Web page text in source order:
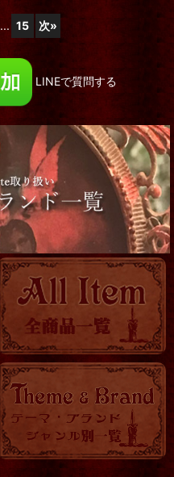
... 15 次»
LINEで質問する